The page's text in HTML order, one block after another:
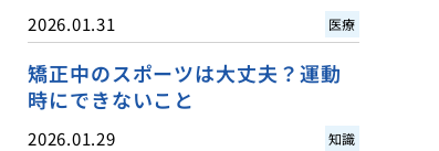
2026.01.31 医療
矯正中のスポーツは大丈夫？運動
時にできないこと
2026.01.29 知識